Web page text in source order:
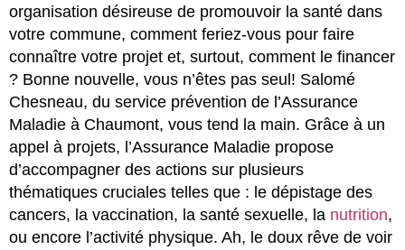
organisation désireuse de promouvoir la santé dans
votre commune, comment feriez-vous pour faire
connaître votre projet et, surtout, comment le financer
? Bonne nouvelle, vous n’êtes pas seul! Salomé
Chesneau, du service prévention de l’Assurance
Maladie à Chaumont, vous tend la main. Grâce à un
appel à projets, l’Assurance Maladie propose
d’accompagner des actions sur plusieurs
thématiques cruciales telles que : le dépistage des
cancers, la vaccination, la santé sexuelle, la nutrition,
ou encore l’activité physique. Ah, le doux rêve de voir